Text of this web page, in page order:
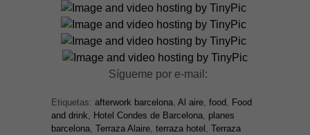
Sígueme por e-mail:
Etiquetas: afterwork barcelona Al aire food Food
and drink
Hotel Condes de Barcelona planes
barcelona Terraza Alaire terraza hotel Terraza